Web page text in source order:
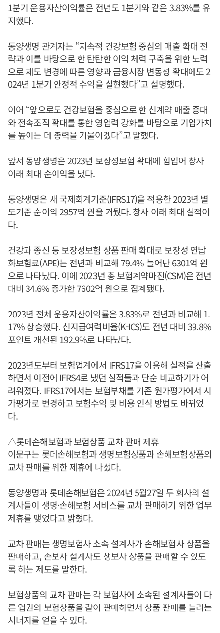
1분기 운용자산이익률은 전년도 1분기와 같은 3.83%를 유
지했다.
동양생명 관계자는 “지속적 건강보험 중심의 매출 확대 전
략과 이를 바탕으로 한 탄탄한 이익 체력 구축을 위한 노력
으로 제도 변경에 따른 영향과 금융시장 변동성 확대에도 2
024년 1분기 안정적 수익을 실현했다”고 설명했다.
이어 “앞으로도 건강보험을 중심으로 한 신계약 매출 증대
와 전속조직 확대를 통한 영업력 강화를 바탕으로 기업가치
를 높이는 데 총력을 기울이겠다”고 말했다.
앞서 동양생명은 2023년 보장성보험 확대에 힘입어 창사
이래 최대 순이익을 냈다.
동양생명은 새 국제회계기준(IFRS17)을 적용한 2023년 별
도기준 순이익 2957억 원을 거뒀다. 창사 이래 최대 실적이
다.
건강과 종신 등 보장성보험 상품 판매 확대로 보장성 연납
화보험료(APE)는 전년과 비교해 79.4% 늘어난 6301억 원
으로 나타났다. 이에 2023년 총 보험계약마진(CSM)은 전년
대비 34.6% 증가한 7602억 원으로 집계됐다.
2023년 전체 운용자산이익률은 3.83%로 전년과 비교해 1.
17% 상승했다. 신지급여력비율(K-ICS)도 전년 대비 39.8%
포인트 개선된 192.9%로 나타났다.
2023년도부터 보험업계에서 IFRS17을 이용해 실적을 산출
하면서 이전에 IFRS4로 냈던 실적들과 단순 비교하기가 어
려워졌다. IFRS17에서는 보험부채를 기존 원가평가에서 시
가평가로 변경하고 보험수익 및 비용 인식 방법도 바뀌었
다.
△롯데손해보험과 보험상품 교차 판매 제휴
이문구는 롯데손해보험과 생명보험상품과 손해보험상품의
교차 판매를 위한 제휴에 나섰다.
동양생명과 롯데손해보험은 2024년 5월27일 두 회사의 설
계사들이 생명·손해보험 서비스를 교차 판매하기 위한 업무
제휴를 맺었다고 밝혔다.
교차 판매는 생명보험사 소속 설계사가 손해보험사 상품을
판매하고, 손보사 설계사도 생보사 상품을 판매할 수 있도
록 하는 제도를 말한다.
보험상품의 교차 판매는 각 보험사에 소속된 설계사들이 다
른 업권의 보험상품을 같이 판매하면서 상품 판매를 늘리는
시너지를 얻을 수 있다.